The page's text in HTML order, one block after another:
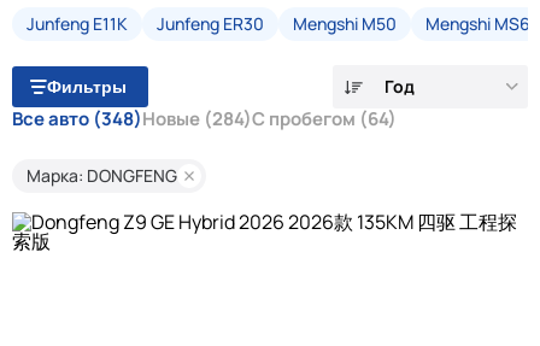
Junfeng E11K Junfeng ER30 Mengshi M50 Mengshi
Фильтры Год
Все авто (348)Новые (284)С пробегом (64)
Марка: DONGFENG